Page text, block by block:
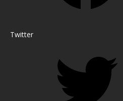
Twitter